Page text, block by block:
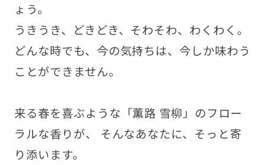
ょう。
うきうき、どきどき、そわそわ、わくわく。
どんな時でも、今の気持ちは、今しか味わう
ことができません。
来る春を喜ぶような「薫路 雪柳」のフロー
ラルな香りが、 そんなあなたに、そっと寄
り添います。